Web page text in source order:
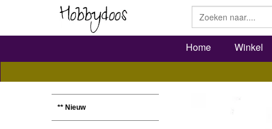
Home Winkel
** Nieuw